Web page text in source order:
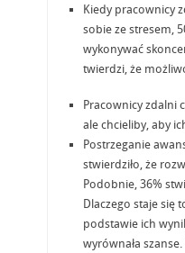
Kiedy pracownicy
sobie ze stresem,
wykonywać
twierdzi, że
Pracownicy zdalni
ale chcieliby, aby
Postrzeganie
stwierdziło, że
Podobnie, 36%
Dlaczego staje się
podstawie ich
wyrównała